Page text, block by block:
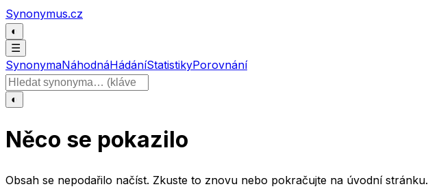
Přeskočit na obsah
Synonymus.cz
◐
☰
SynonymaNáhodnáHádáníStatistikyPorovnání
Hledat slovo
◐
Něco se pokazilo
Obsah se nepodařilo načíst. Zkuste to znovu nebo pokračujte na úvodní stránku.